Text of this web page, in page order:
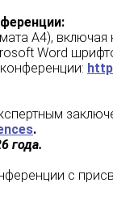
А4),
Word
.
года.
с